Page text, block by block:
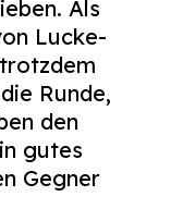
Als
Lucke-
Runde,
den
gutes
Gegner